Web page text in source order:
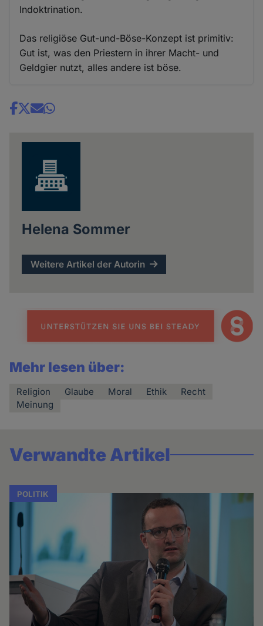
Indoktrination.
Das religiöse Gut-und-Böse-Konzept ist primitiv:
Gut ist, was den Priestern in ihrer Macht- und
Geldgier nutzt, alles andere ist böse.
Share
Helena Sommer
Weitere Artikel der Autorin
Mehr lesen über:
Religion Glaube Moral Ethik
Recht
Meinung
Verwandte Artikel
POLITIK